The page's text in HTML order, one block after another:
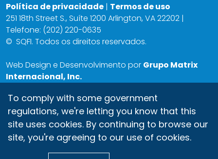
Política de privacidade | Termos de uso
251 18th Street S., Suíte 1200 Arlington, VA 22202 |
Telefone: (202) 220-0635
© SQFI. Todos os direitos reservados.
Web Design e Desenvolvimento por Grupo Matrix
Internacional, Inc.
To comply with some government
regulations, we're letting you know that this
site uses cookies. By continuing to browse our
site, you're agreeing to our use of cookies.